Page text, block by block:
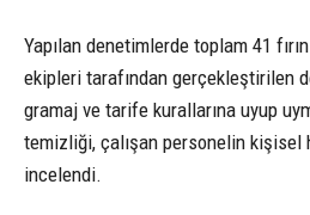
Yapılan denetimlerde toplam 41
ekipleri tarafından gerçekleştirilen
gramaj ve tarife kurallarına uyup
temizliği, çalışan personelin kişisel
incelendi.